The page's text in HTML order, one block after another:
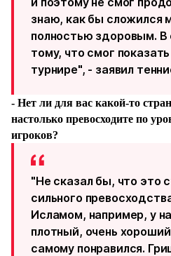
знаю, как бы сложился
полностью здоровым.
тому, что смог
турнире", - заявил
- Нет ли для вас какой-то
настолько превосходите по
игроков?
"Не сказал бы, что это
сильного
Исламом, например, у
плотный, очень
самому понравился.